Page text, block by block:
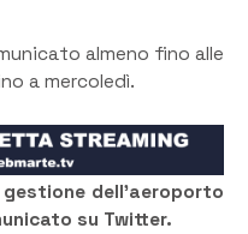
almeno fino alle
a mercoledì.
dell’aeroporto
su Twitter.